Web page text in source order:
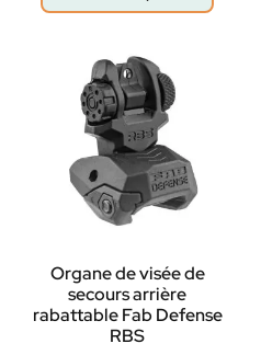
Organe de visée de
secours arrière
rabattable Fab Defense
RBS